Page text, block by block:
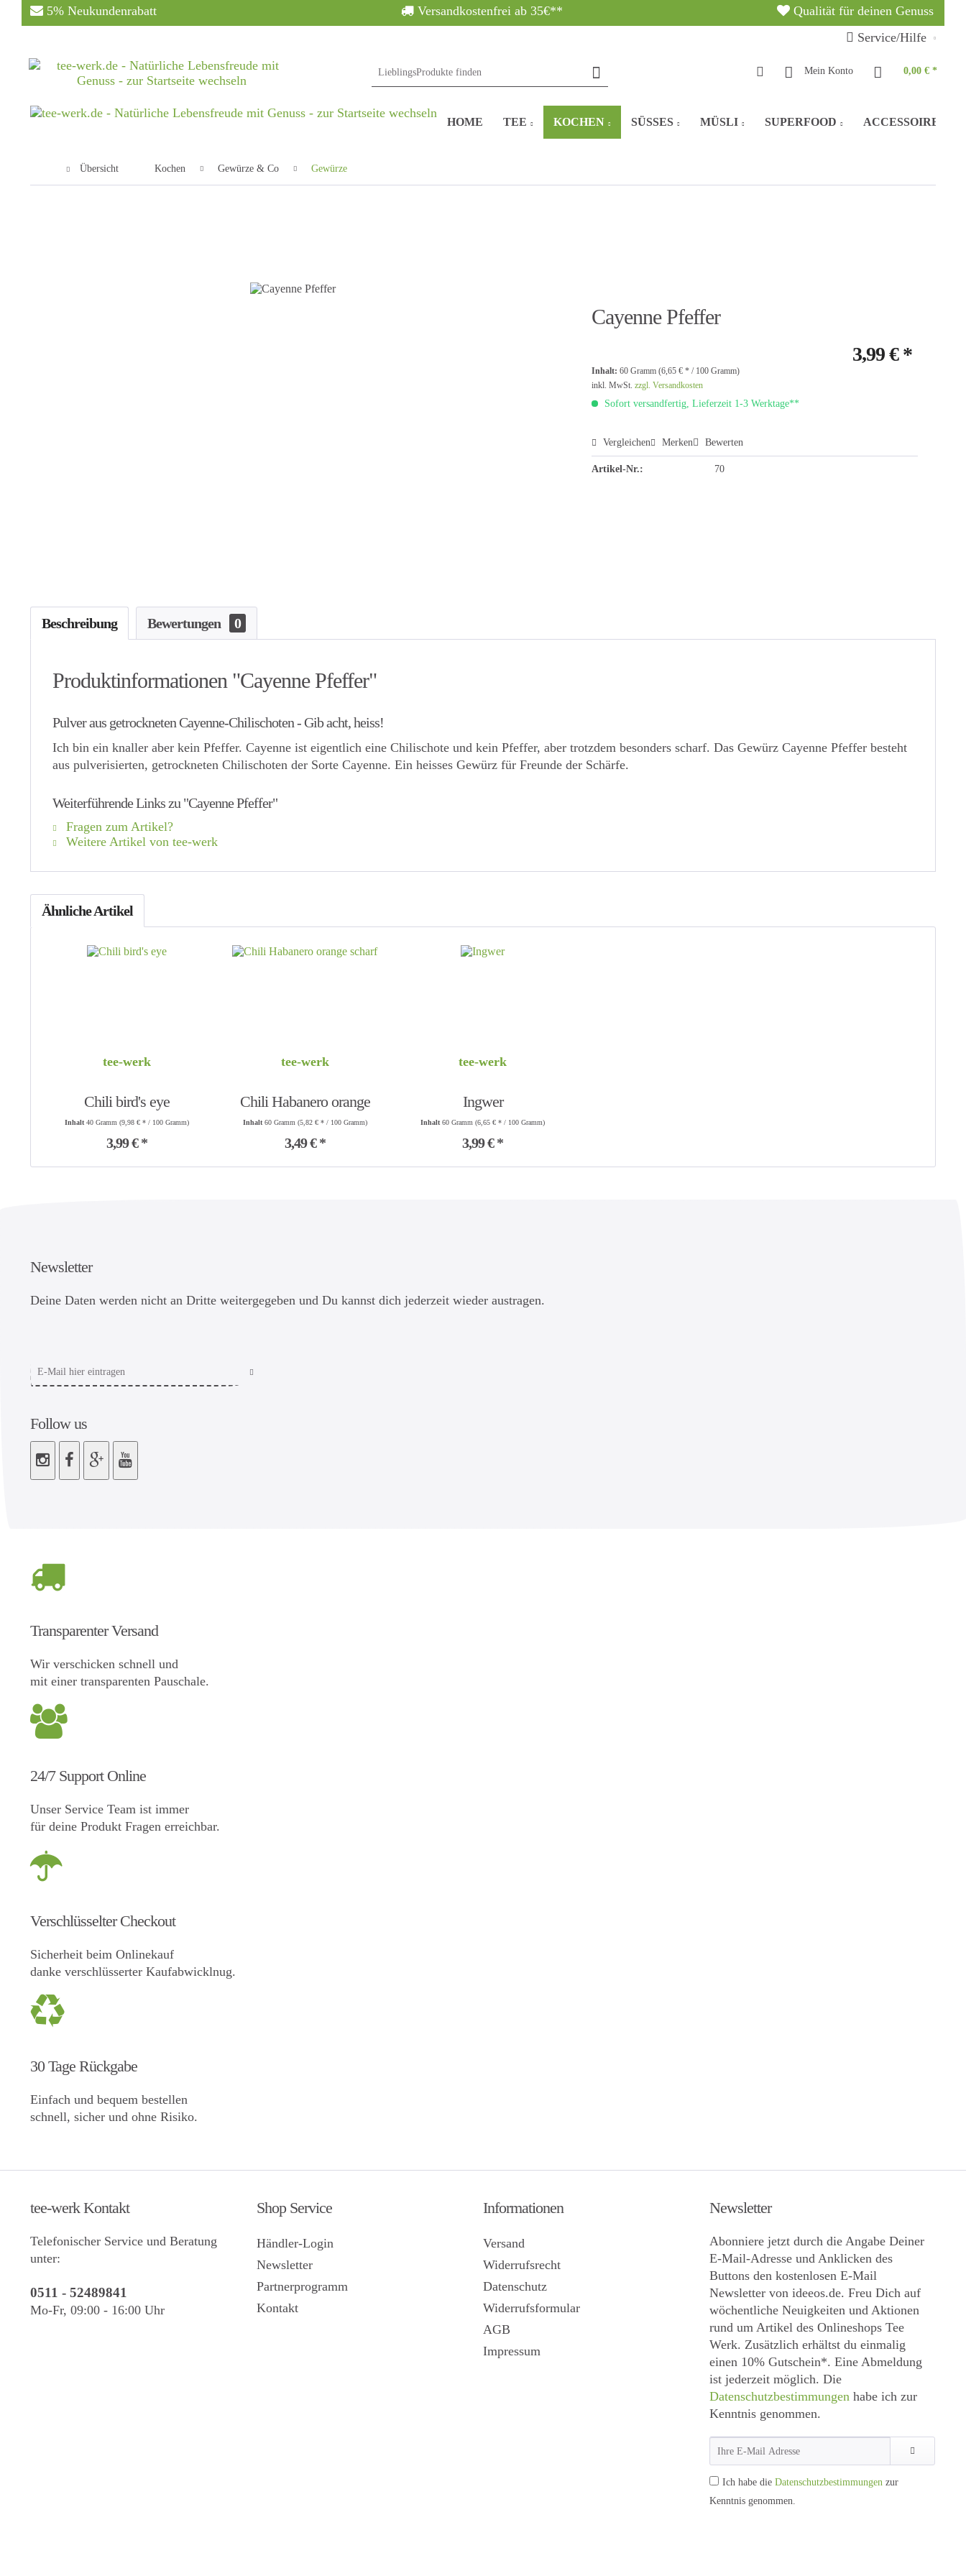
5% Neukundenrabatt Versandkostenfrei ab 35€**
Qualität für deinen Genuss
Service/Hilfe
Mein Konto 0,00 € *
HOME TEE KOCHEN SÜSSES MÜSLI SUPERFOOD ACCESSOIRES
Übersicht Kochen Gewürze & Co Gewürze
Cayenne Pfeffer
3,99 € *
Inhalt:60 Gramm (6,65 € * / 100 Gramm)
inkl. MwSt.zzgl. Versandkosten
Sofort versandfertig, Lieferzeit 1-3 Werktage**
Vergleichen Merken Bewerten
Artikel-Nr.: 70
Beschreibung Bewertungen 0
Produktinformationen "Cayenne Pfeffer"
Pulver aus getrockneten Cayenne-Chilischoten - Gib acht, heiss!
Ich bin ein knaller aber kein Pfeffer. Cayenne ist eigentlich eine Chilischote und kein Pfeffer, aber trotzdem besonders scharf. Das Gewürz Cayenne Pfeffer besteht
aus pulverisierten, getrockneten Chilischoten der Sorte Cayenne. Ein heisses Gewürz für Freunde der Schärfe.
Weiterführende Links zu "Cayenne Pfeffer"
Fragen zum Artikel?
Weitere Artikel von tee-werk
Ähnliche Artikel
tee-werk
Chili bird's eye
Inhalt40 Gramm(9,98 € * / 100 Gramm)
3,99 € *
tee-werk
Chili Habanero orange
scharf
Inhalt 60 Gramm (5,82 € * / 100 Gramm)
3,49 € *
tee-werk
Ingwer
Inhalt60 Gramm(6,65 € * / 100 Gramm)
3,99 € *
Newsletter
Deine Daten werden nicht an Dritte weitergegeben und Du kannst dich jederzeit wieder austragen.
Follow us
Transparenter Versand
Wir verschicken schnell und
mit einer transparenten Pauschale.
24/7 Support Online
Unser Service Team ist immer
für deine Produkt Fragen erreichbar.
Verschlüsselter Checkout
Sicherheit beim Onlinekauf
danke verschlüsserter Kaufabwicklnug.
30 Tage Rückgabe
Einfach und bequem bestellen
schnell, sicher und ohne Risiko.
tee-werk Kontakt
Telefonischer Service und Beratung
unter:
0511 - 52489841
Mo-Fr, 09:00 - 16:00 Uhr
Shop Service
Händler-Login
Newsletter
Partnerprogramm
Kontakt
Informationen
Versand
Widerrufsrecht
Datenschutz
Widerrufsformular
AGB
Impressum
Newsletter
Abonniere jetzt durch die Angabe Deiner
E-Mail-Adresse und Anklicken des
Buttons den kostenlosen E-Mail
Newsletter von ideeos.de. Freu Dich auf
wöchentliche Neuigkeiten und Aktionen
rund um Artikel des Onlineshops Tee
Werk. Zusätzlich erhältst du einmalig
einen 10% Gutschein*. Eine Abmeldung
ist jederzeit möglich. Die
Datenschutzbestimmungen habe ich zur
Kenntnis genommen.
Ich habe die Datenschutzbestimmungen zur
Kenntnis genommen.